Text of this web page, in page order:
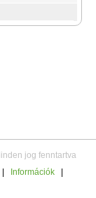
jog fenntartva
Információk